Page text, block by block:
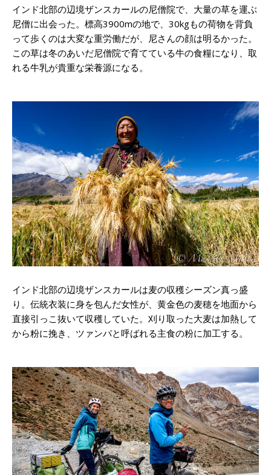
インド北部の辺境ザンスカールの尼僧院で、大量の草を運ぶ
尼僧に出会った。標高3900mの地で、30kgもの荷物を背負
って歩くのは大変な重労働だが、尼さんの顔は明るかった。
この草は冬のあいだ尼僧院で育てている牛の食糧になり、取
れる牛乳が貴重な栄養源になる。
インド北部の辺境ザンスカールは麦の収穫シーズン真っ盛
り。伝統衣装に身を包んだ女性が、黄金色の麦穂を地面から
直接引っこ抜いて収穫していた。刈り取った大麦は加熱して
から粉に挽き、ツァンパと呼ばれる主食の粉に加工する。